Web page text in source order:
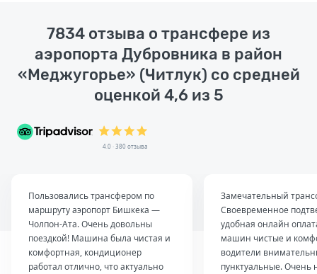
7834 отзыва о трансфере из
аэропорта Дубровника в район
«Меджугорье» (Читлук) со средней
оценкой 4,6 из 5
4.0 · 380 отзыва
Пользовались трансфером по
маршруту аэропорт Бишкека —
Чолпон-Ата. Очень довольны
поездкой! Машина была чистая и
комфортная, кондиционер
работал отлично, что актуально
Замечательный
Своевременное
удобная онлайн
машин чистые и
водители
пунктуальные. Очень